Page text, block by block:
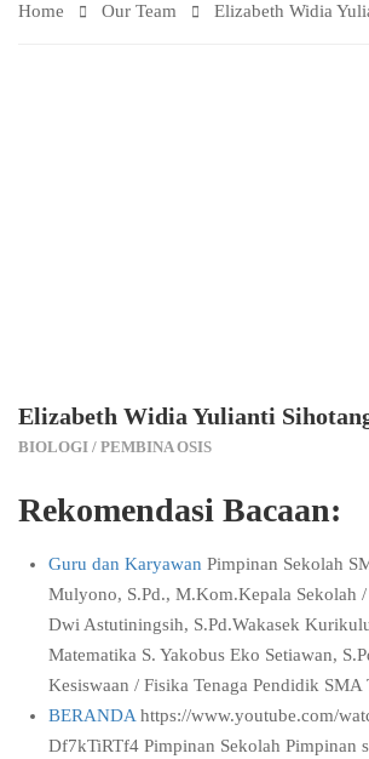
Home Our Team Elizabeth Widia
Elizabeth Widia Yulianti
BIOLOGI / PEMBINA OSIS
Rekomendasi Bacaan:
Guru dan Karyawan Pimpinan Sekolah
Mulyono, S.Pd., M.Kom.Kepala Sekolah
Dwi Astutiningsih, S.Pd.Wakasek
Matematika S. Yakobus Eko Setiawan,
Kesiswaan / Fisika Tenaga Pendidik
BERANDA https://www.youtube.com/
Df7kTiRTf4 Pimpinan Sekolah Pimpinan